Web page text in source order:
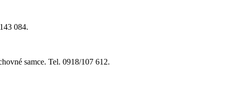
084.
samce. Tel. 0918/107 612.